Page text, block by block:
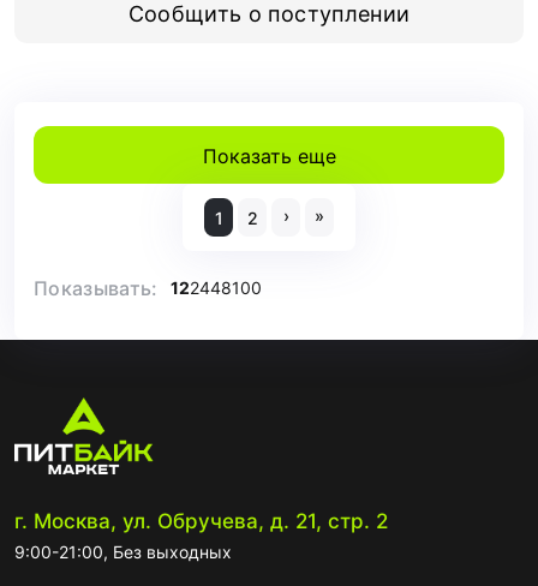
Сообщить о поступлении
Показать еще
1 2 › »
Показывать: 122448100
г. Москва, ул. Обручева, д. 21, стр. 2
9:00-21:00, Без выходных